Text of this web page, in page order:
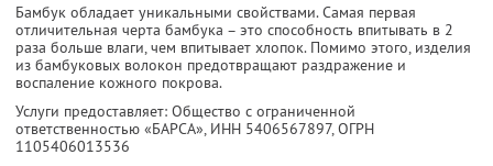
Бамбук обладает уникальными свойствами. Самая первая
отличительная черта бамбука – это способность впитывать в 2
раза больше влаги, чем впитывает хлопок. Помимо этого, изделия
из бамбуковых волокон предотвращают раздражение и
воспаление кожного покрова.
Услуги предоставляет: Общество с ограниченной
ответственностью «БАРСА», ИНН 5406567897, ОГРН
1105406013536